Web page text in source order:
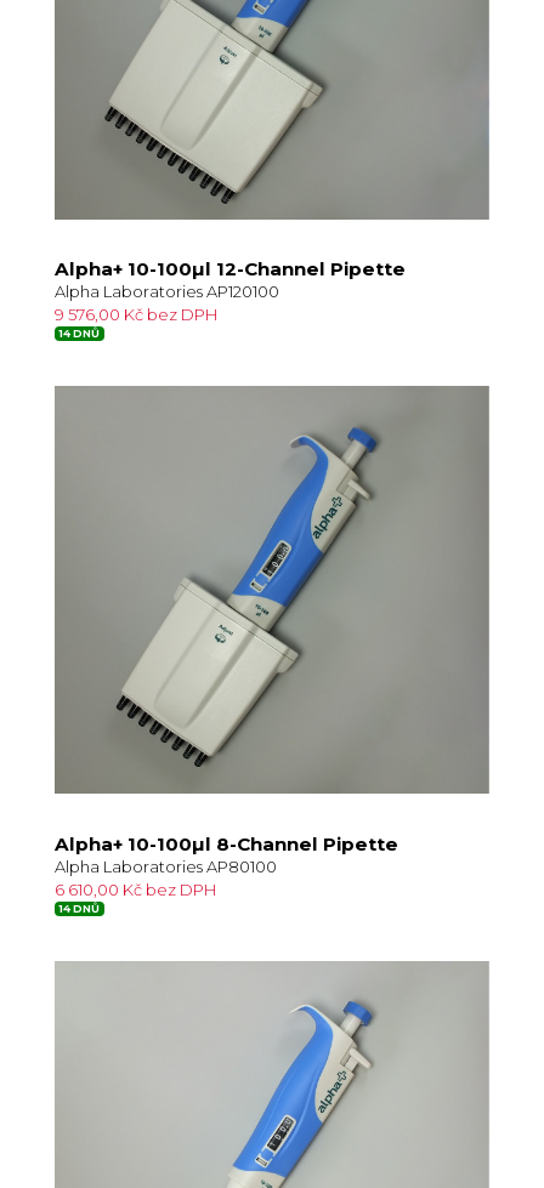
Alpha+ 10-100µl 12-Channel Pipette
Alpha Laboratories AP120100
9 576,00 Kč bez DPH
14 DNŮ
Alpha+ 10-100µl 8-Channel Pipette
Alpha Laboratories AP80100
6 610,00 Kč bez DPH
14 DNŮ